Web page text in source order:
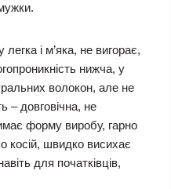
і м’яка, не вигорає,
нижча, у
волокон, але не
– довговічна, не
форму виробу, гарно
косій, швидко висихає
для початківців,